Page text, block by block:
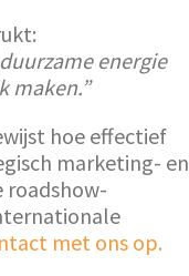
energie
maken.”
hoe effectief
marketing- en
roadshow-
met ons op.